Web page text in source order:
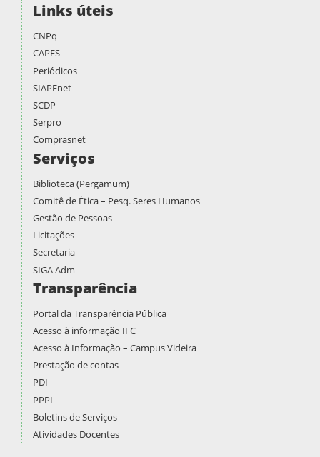
Links úteis
CNPq
CAPES
Periódicos
SIAPEnet
SCDP
Serpro
Comprasnet
Serviços
Biblioteca (Pergamum)
Comitê de Ética – Pesq. Seres Humanos
Gestão de Pessoas
Licitações
Secretaria
SIGA Adm
Transparência
Portal da Transparência Pública
Acesso à informação IFC
Acesso à Informação – Campus Videira
Prestação de contas
PDI
PPPI
Boletins de Serviços
Atividades Docentes